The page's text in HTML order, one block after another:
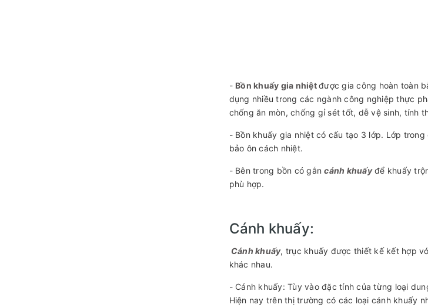
- Bồn khuấy gia nhiệtđược gia công hoàn toàn
dụng nhiều trong các ngành công nghiệp thực
chống ăn mòn, chống gỉ sét tốt, dễ vệ sinh, tính
- Bồn khuấy gia nhiệt có cấu tạo 3 lớp. Lớp
bảo ôn cách nhiệt.
- Bên trong bồn có gắncánh khuấyđể khuấy
phù hợp.
Cánh khuấy:
Cánh khuấy, trục khuấy được thiết kế kết hợp
khác nhau.
- Cánh khuấy: Tùy vào đặc tính của từng loại
Hiện nay trên thị trường có các loại cánh khuấy